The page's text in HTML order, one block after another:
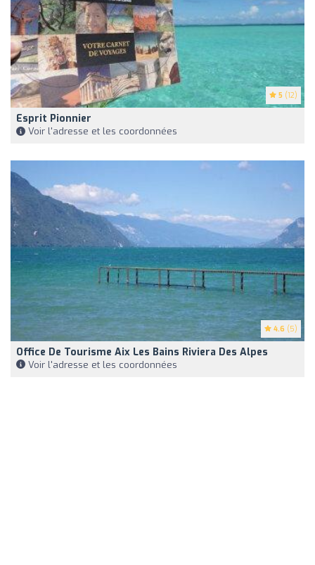
5 (12)
Esprit Pionnier
Voir l'adresse et les coordonnées
4.6 (5)
Office De Tourisme Aix Les Bains Riviera Des Alpes
Voir l'adresse et les coordonnées